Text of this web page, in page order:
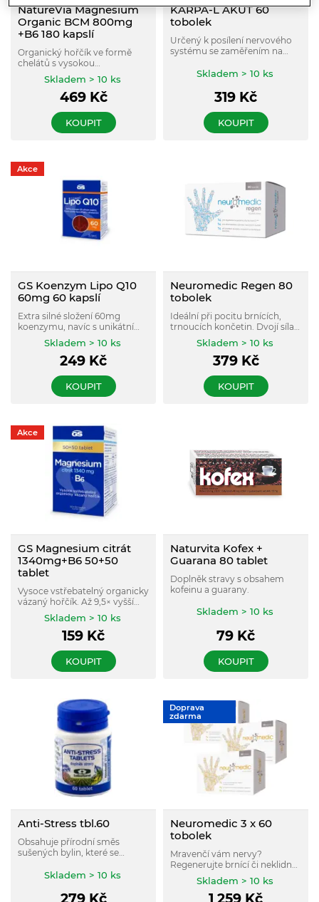
NatureVia Magnesium
Organic BCM 800mg
+B6 180 kapslí
Organický hořčík ve formě
chelátů s vysokou
vstřebatelností pomáhá
snižovat únavu, zlepšuje
funkci nervového systému a
Obohacen o vitamín B6 v
aktivní formě P5P.
Skladem > 10 ks
469Kč
KOUPIT
KARPA-L AKUT 60
tobolek
Určený k posílení nervového
systému se zaměřením na
správnému prokrvení.
Skladem > 10 ks
319 Kč
KOUPIT
Akce
GS Koenzym Lipo Q10
60mg 60 kapslí
Extra silné složení 60mg
koenzymu, navíc s unikátní
technologií liposomálního
vstřebávání pro 9× vyšší
vstřebatelnost než běžný
koenzym Q10.
Skladem > 10 ks
249 Kč
KOUPIT
Neuromedic Regen 80
tobolek
Ideální při pocitu brnících,
trnoucích končetin. Dvojí síla
vitaminů B pro správnou
funkci nervů a resveratrolu z
vinné révy chránící nervy před
škodlivinami.
Skladem > 10 ks
379Kč
KOUPIT
Akce
GS Magnesium citrát
1340mg+B6 50+50
tablet
Vysoce vstřebatelný organicky
vázaný hořčík. Až 9,5× vyšší
vstřebatelnost v porovnání s
běžně dostupnými oxidy,
chloridy nebo uhličitany
Skladem > 10 ks
159 Kč
KOUPIT
Naturvita Kofex +
Guarana 80 tablet
Doplněk stravy s obsahem
kofeinu a guarany.
Skladem > 10 ks
79 Kč
KOUPIT
Anti-Stress tbl.60
Obsahuje přírodní směs
sušených bylin, které se
organismu a k nastolení
Skladem > 10 ks
Doprava
zdarma
Neuromedic 3 x 60
tobolek
Mravenčí vám nervy?
Regenerujte brnící či neklidné
končetiny, nervový systém i
zhoršenou citlivost nervů
vitaminy skupiny B s kyselinou
Skladem > 10 ks